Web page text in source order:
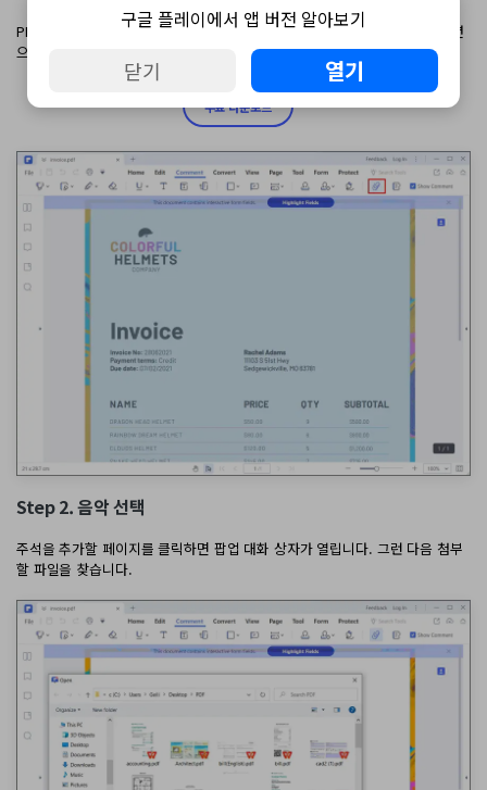
PDFelement를 사용하여 음악을 추가하려는 PDF 문서를 연 다음 "주석"섹션
으로 이동하여 "첨부 파일 추가"를 클릭하십시오.
무료 다운로드
Step 2. 음악 선택
주석을 추가할 페이지를 클릭하면 팝업 대화 상자가 열립니다. 그런 다음 첨부
할 파일을 찾습니다.
구글 플레이에서 앱 버전 알아보기
닫기 열기